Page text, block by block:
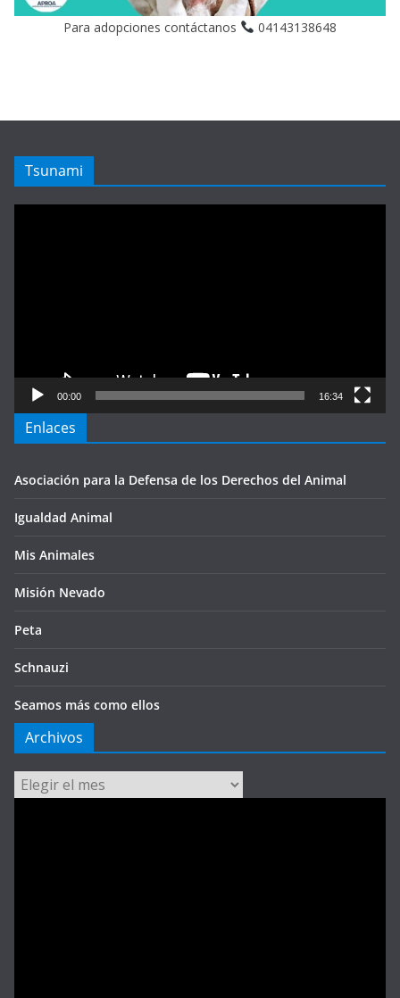
Para adopciones contáctanos 04143138648
Tsunami
00:00 16:34
Enlaces
Asociación para la Defensa de los Derechos del Animal
Igualdad Animal
Mis Animales
Misión Nevado
Peta
Schnauzi
Seamos más como ellos
Archivos
Archivos